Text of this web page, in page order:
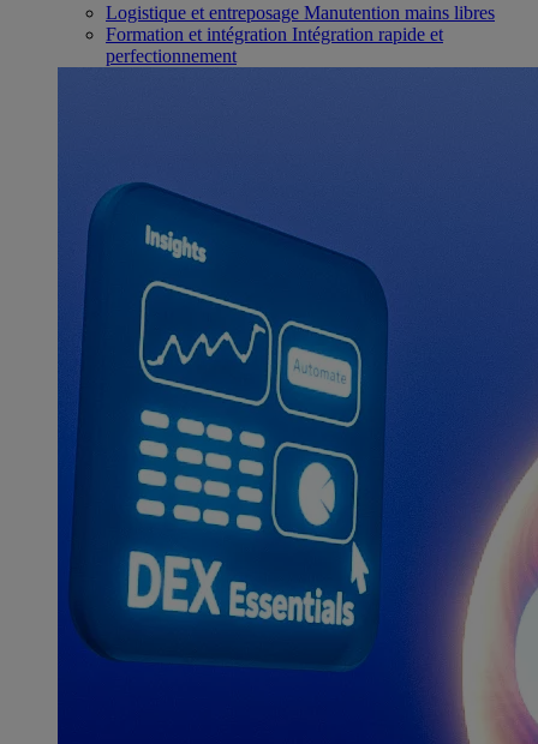
Logistique et entreposage Manutention mains libres
Formation et intégration Intégration rapide et
perfectionnement